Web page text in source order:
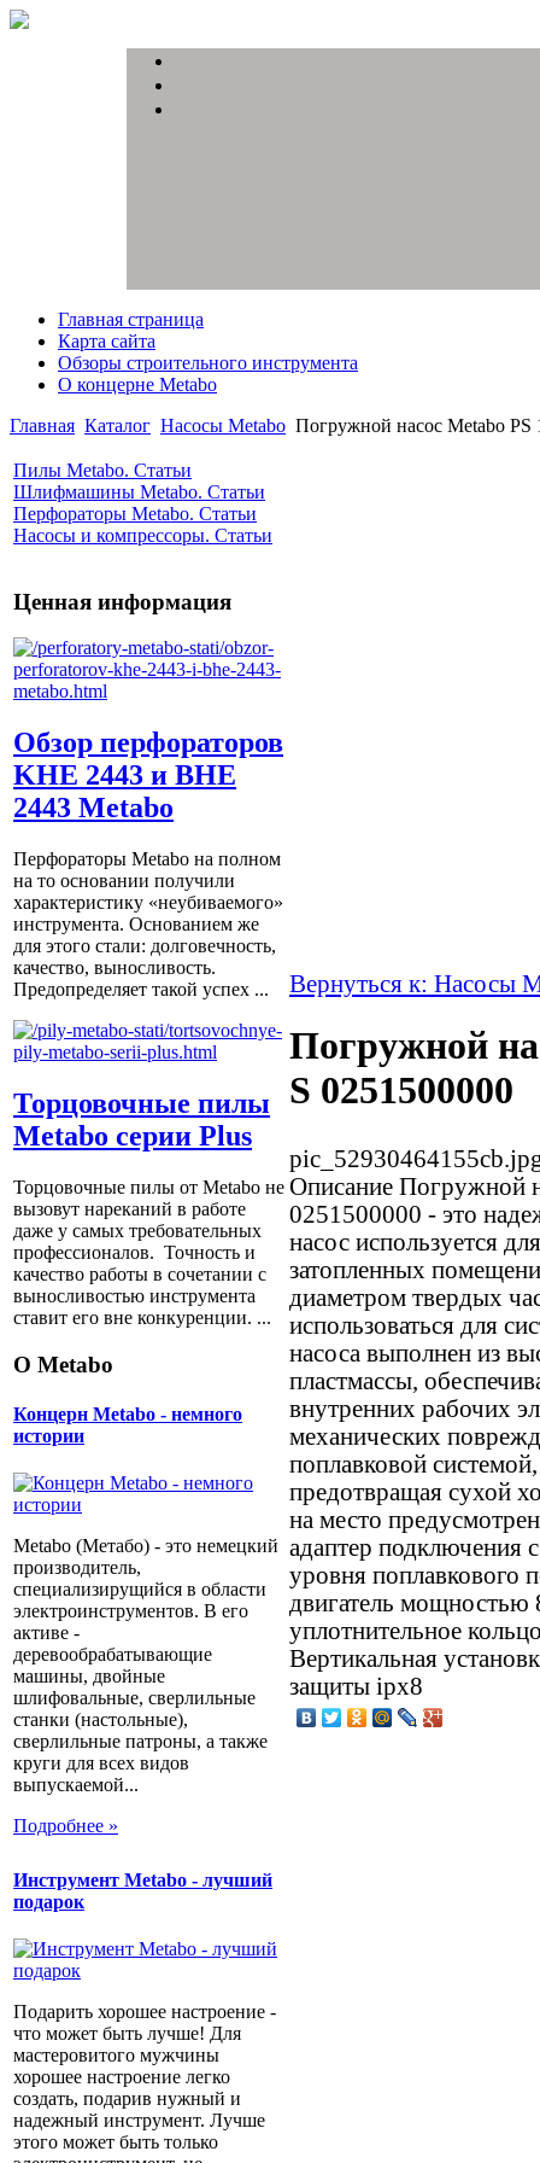
Главная страница
Карта сайта
Обзоры строительного инструмента
О концерне Metabo
Главная Каталог Насосы Metabo Погружной насос Metabo PS
Пилы Metabo. Статьи
Шлифмашины Metabo. Статьи
Перфораторы Metabo. Статьи
Насосы и компрессоры. Статьи
Ценная информация
Обзор перфораторов
KHE 2443 и BHE
2443 Metabo
Перфораторы Metabo на полном
на то основании получили
характеристику «неубиваемого»
инструмента. Основанием же
для этого стали: долговечность,
качество, выносливость.
Предопределяет такой успех ...
Торцовочные пилы
Metabo серии Plus
Торцовочные пилы от Metabo не
вызовут нареканий в работе
даже у самых требовательных
профессионалов. Точность и
качество работы в сочетании с
выносливостью инструмента
ставит его вне конкуренции. ...
О Metabo
Концерн Metabo - немного
истории
Metabo (Метабо) - это немецкий
производитель,
специализирущийся в области
электроинструментов. В его
активе -
деревообрабатывающие
машины, двойные
шлифовальные, сверлильные
станки (настольные),
сверлильные патроны, а также
круги для всех видов
выпускаемой...
Подробнее »
Инструмент Metabo - лучший
подарок
Подарить хорошее настроение -
что может быть лучше! Для
мастеровитого мужчины
хорошее настроение легко
создать, подарив нужный и
надежный инструмент. Лучше
этого может быть только
Вернуться к: Насосы
Погружной
S 0251500000
Описание Погружной
0251500000 - это
насос используется
затопленных
диаметром твердых
использоваться для
насоса выполнен из
пластмассы,
внутренних рабочих
механических
поплавковой
предотвращая сухой
на место
адаптер подключения
уровня поплавкового
двигатель мощностью
уплотнительное
Вертикальная
защиты ipx8